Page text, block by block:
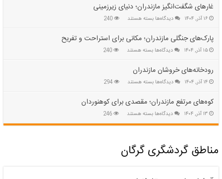
شهر
غارهای شگفت‌انگیز مازندران؛ دنیای زیرزمینی
۱۶ آذر, ۱۴۰۴ دیدگاه‌هابرای
شگفت‌انگیز
مازندران؛
دنیای
بسته هستند 240
پارک‌های جنگلی مازندران؛ مکانی برای استراحت و تفریح
۱۵ آذر, ۱۴۰۴ دیدگاه‌هابرای
جنگلی
مازندران؛
مکانی
استراحت
و
تفریح
بسته هستند 240
رودخانه‌های خروشان مازندران
۱۴ آذر, ۱۴۰۴ دیدگاه‌هابرای
خروشان
مازندران
بسته هستند 294
کوه‌های مرتفع مازندران؛ مقصدی برای کوهنوردان
۱۳ آذر, ۱۴۰۴ دیدگاه‌هابرای
کوه‌های
مقصدی
برای
بسته هستند 246
مناطق گردشگری گرگان